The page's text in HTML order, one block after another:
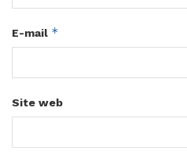
E-mail *
Site web